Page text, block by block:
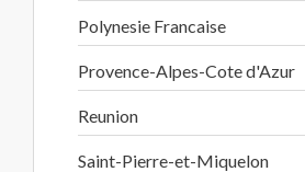
Polynesie Francaise
Provence-Alpes-Cote d'Azur
Reunion
Saint-Pierre-et-Miquelon